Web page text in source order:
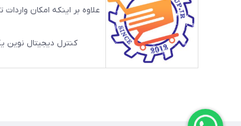
علاوه بر اینکه امکان
کنترل دیجیتال نوین یکی